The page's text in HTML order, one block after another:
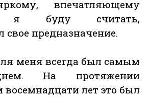
впечатляющему
я буду считать,
свое предназначение.
меня всегда был самым
На протяжении
лет это был